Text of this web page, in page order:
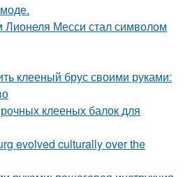
Лионеля Месси стал символом
клееный брус своими руками:
клееных балок для
evolved culturally over the